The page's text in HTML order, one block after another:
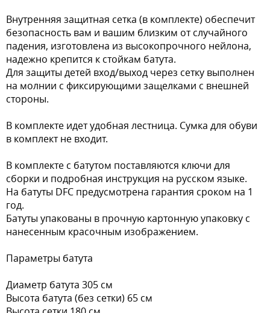
Внутренняя защитная сетка (в комплекте) обеспечит
безопасность вам и вашим близким от случайного
падения, изготовлена из высокопрочного нейлона,
надежно крепится к стойкам батута.
Для защиты детей вход/выход через сетку выполнен
на молнии с фиксирующими защелками с внешней
стороны.
В комплекте идет удобная лестница. Сумка для обуви
в комплект не входит.
В комплекте с батутом поставляются ключи для
сборки и подробная инструкция на русском языке.
На батуты DFC предусмотрена гарантия сроком на 1
год.
Батуты упакованы в прочную картонную упаковку с
нанесенным красочным изображением.
Параметры батута
Диаметр батута 305 см
Высота батута (без сетки) 65 см